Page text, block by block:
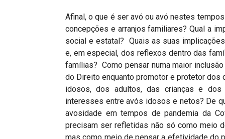
Afinal, o que é ser avó ou avó nestes
concepções e arranjos familiares? Qual a
social e estatal? Quais as suas
e, em especial, dos reflexos dentro das
famílias? Como pensar numa maior
do Direito enquanto promotor e protetor
idosos, dos adultos, das crianças e dos
interesses entre avós idosos e netos? De
avosidade em tempos de pandemia da
precisam ser refletidas não só como meio